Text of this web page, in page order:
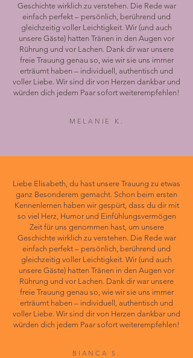
Geschichte wirklich zu verstehen. Die Rede war
einfach perfekt – persönlich, berührend und
gleichzeitig voller Leichtigkeit. Wir (und auch
unsere Gäste) hatten Tränen in den Augen vor
Rührung und vor Lachen. Dank dir war unsere
freie Trauung genau so, wie wir sie uns immer
erträumt haben – individuell, authentisch und
voller Liebe. Wir sind dir von Herzen dankbar und
würden dich jedem Paar sofort weiterempfehlen!
MELANIE K.
Liebe Elisabeth, du hast unsere Trauung zu etwas
ganz Besonderem gemacht. Schon beim ersten
Kennenlernen haben wir gespürt, dass du dir mit
so viel Herz, Humor und Einfühlungsvermögen
Zeit für uns genommen hast, um unsere
Geschichte wirklich zu verstehen. Die Rede war
einfach perfekt – persönlich, berührend und
gleichzeitig voller Leichtigkeit. Wir (und auch
unsere Gäste) hatten Tränen in den Augen vor
Rührung und vor Lachen. Dank dir war unsere
freie Trauung genau so, wie wir sie uns immer
erträumt haben – individuell, authentisch und
voller Liebe. Wir sind dir von Herzen dankbar und
würden dich jedem Paar sofort weiterempfehlen!
BIANCA S.